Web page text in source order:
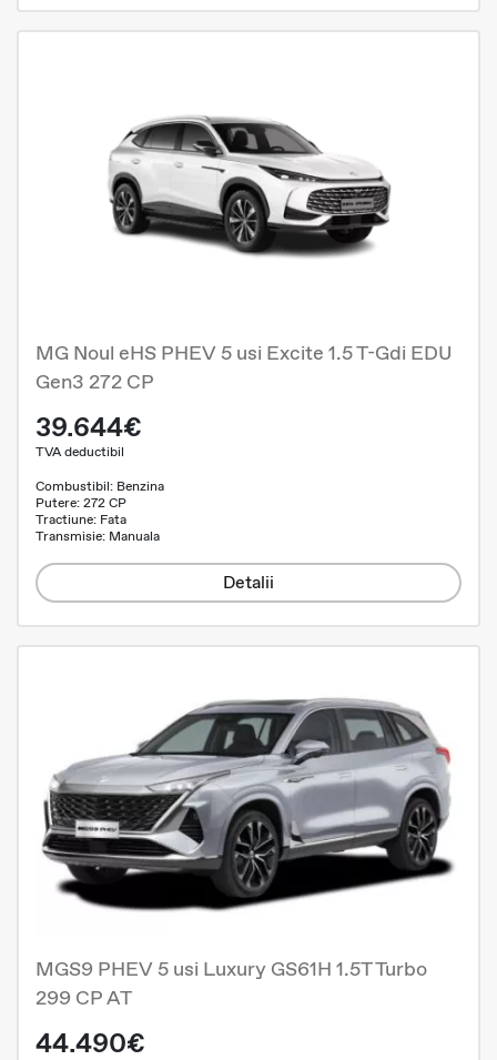
MG Noul eHS PHEV 5 usi Excite 1.5 T-Gdi EDU
Gen3 272 CP
39.644€
TVA deductibil
Combustibil: Benzina
Putere: 272 CP
Tractiune: Fata
Transmisie: Manuala
Detalii
MGS9 PHEV 5 usi Luxury GS61H 1.5T Turbo
299 CP AT
44.490€